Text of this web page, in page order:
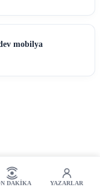
DAKIKA YAZARLAR
mobilya